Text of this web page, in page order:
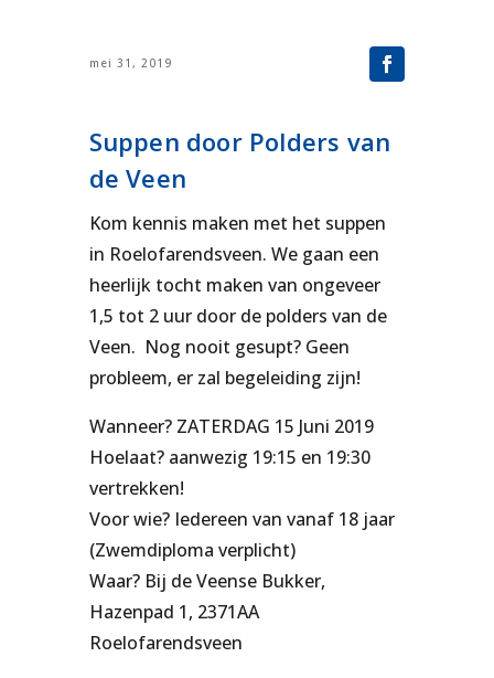
mei 31, 2019
Suppen door Polders van
de Veen
Kom kennis maken met het suppen
in Roelofarendsveen. We gaan een
heerlijk tocht maken van ongeveer
1,5 tot 2 uur door de polders van de
Veen. Nog nooit gesupt? Geen
probleem, er zal begeleiding zijn!
Wanneer? ZATERDAG 15 Juni 2019
Hoelaat? aanwezig 19:15 en 19:30
vertrekken!
Voor wie? Iedereen van vanaf 18 jaar
(Zwemdiploma verplicht)
Waar? Bij de Veense Bukker,
Hazenpad 1, 2371AA
Roelofarendsveen